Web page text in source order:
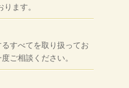
ます。
すべてを取り扱ってお
ご相談ください。